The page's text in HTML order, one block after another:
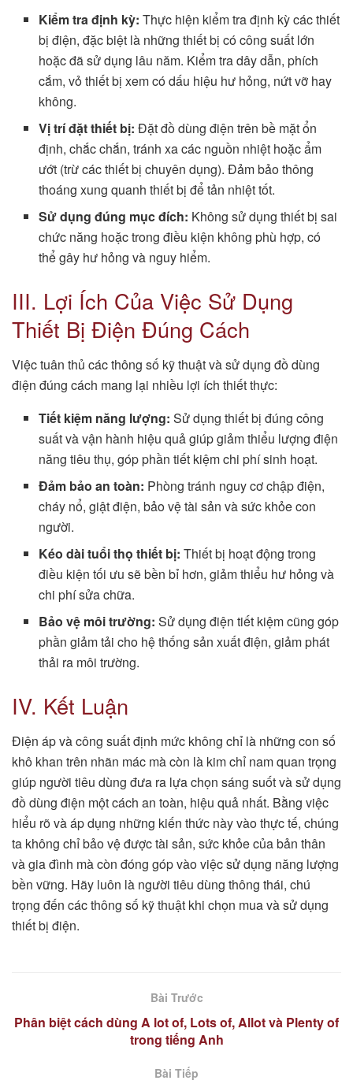
Kiểm tra định kỳ: Thực hiện kiểm tra định kỳ các thiết
bị điện, đặc biệt là những thiết bị có công suất lớn
hoặc đã sử dụng lâu năm. Kiểm tra dây dẫn, phích
cắm, vỏ thiết bị xem có dấu hiệu hư hỏng, nứt vỡ hay
không.
Vị trí đặt thiết bị: Đặt đồ dùng điện trên bề mặt ổn
định, chắc chắn, tránh xa các nguồn nhiệt hoặc ẩm
ướt (trừ các thiết bị chuyên dụng). Đảm bảo thông
thoáng xung quanh thiết bị để tản nhiệt tốt.
Sử dụng đúng mục đích: Không sử dụng thiết bị sai
chức năng hoặc trong điều kiện không phù hợp, có
thể gây hư hỏng và nguy hiểm.
III. Lợi Ích Của Việc Sử Dụng
Thiết Bị Điện Đúng Cách
Việc tuân thủ các thông số kỹ thuật và sử dụng đồ dùng
điện đúng cách mang lại nhiều lợi ích thiết thực:
Tiết kiệm năng lượng: Sử dụng thiết bị đúng công
suất và vận hành hiệu quả giúp giảm thiểu lượng điện
năng tiêu thụ, góp phần tiết kiệm chi phí sinh hoạt.
Đảm bảo an toàn: Phòng tránh nguy cơ chập điện,
cháy nổ, giật điện, bảo vệ tài sản và sức khỏe con
người.
Kéo dài tuổi thọ thiết bị: Thiết bị hoạt động trong
điều kiện tối ưu sẽ bền bỉ hơn, giảm thiểu hư hỏng và
chi phí sửa chữa.
Bảo vệ môi trường: Sử dụng điện tiết kiệm cũng góp
phần giảm tải cho hệ thống sản xuất điện, giảm phát
thải ra môi trường.
IV. Kết Luận
Điện áp và công suất định mức không chỉ là những con số
khô khan trên nhãn mác mà còn là kim chỉ nam quan trọng
giúp người tiêu dùng đưa ra lựa chọn sáng suốt và sử dụng
đồ dùng điện một cách an toàn, hiệu quả nhất. Bằng việc
hiểu rõ và áp dụng những kiến thức này vào thực tế, chúng
ta không chỉ bảo vệ được tài sản, sức khỏe của bản thân
và gia đình mà còn đóng góp vào việc sử dụng năng lượng
bền vững. Hãy luôn là người tiêu dùng thông thái, chú
trọng đến các thông số kỹ thuật khi chọn mua và sử dụng
thiết bị điện.
Bài Trước
Phân biệt cách dùng A lot of, Lots of, Allot và Plenty of
trong tiếng Anh
Bài Tiếp